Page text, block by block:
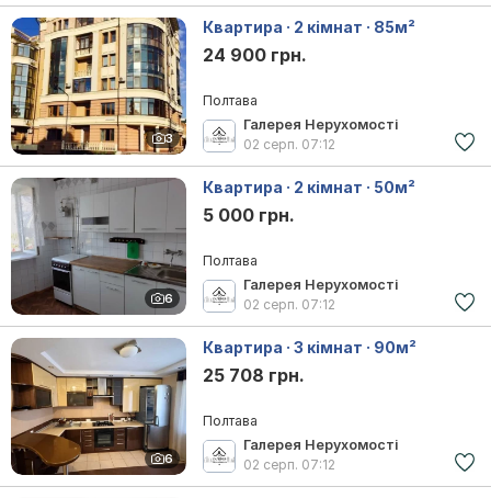
3
Квартира · 2 кімнат · 85м²
24 900 грн.
Полтава
Галерея Нерухомості
02 серп. 07:12
6
Квартира · 2 кімнат · 50м²
5 000 грн.
Полтава
Галерея Нерухомості
02 серп. 07:12
6
Квартира · 3 кімнат · 90м²
25 708 грн.
Полтава
Галерея Нерухомості
02 серп. 07:12